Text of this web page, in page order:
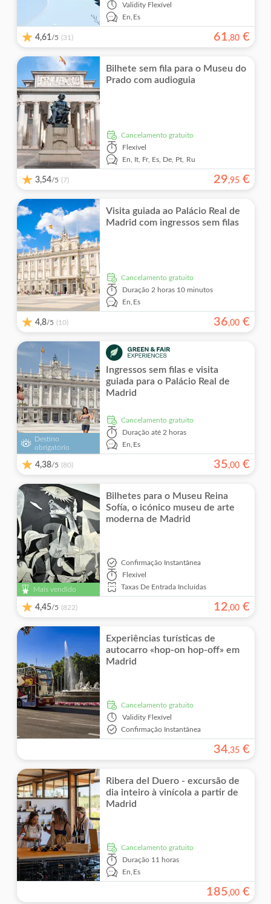
Validity Flexível
En,Es
4,61/5 (31) 61,80 €
Bilhete sem fila para o Museu do
Prado com audioguia
Cancelamento gratuito
Flexível
En, It, Fr, Es, De, Pt, Ru
3,54/5 (7) 29,95 €
Visita guiada ao Palácio Real de
Madrid com ingressos sem filas
Cancelamento gratuito
Duração 2 horas 10 minutos
En,Es
4,8/5 (10) 36,00 €
Destino
obrigatório
Ingressos sem filas e visita
guiada para o Palácio Real de
Madrid
Cancelamento gratuito
Duração até 2 horas
En,Es
4,38/5 (80) 35,00 €
Mais vendido
Bilhetes para o Museu Reina
Sofía, o icónico museu de arte
moderna de Madrid
Confirmação Instantânea
Flexível
Taxas De Entrada Incluídas
4,45/5 (822) 12,00 €
Experiências turísticas de
autocarro «hop-on hop-off» em
Madrid
Cancelamento gratuito
Validity Flexível
Confirmação Instantânea
34,35 €
Ribera del Duero - excursão de
dia inteiro à vinícola a partir de
Madrid
Cancelamento gratuito
Duração 11 horas
En,Es
185,00 €